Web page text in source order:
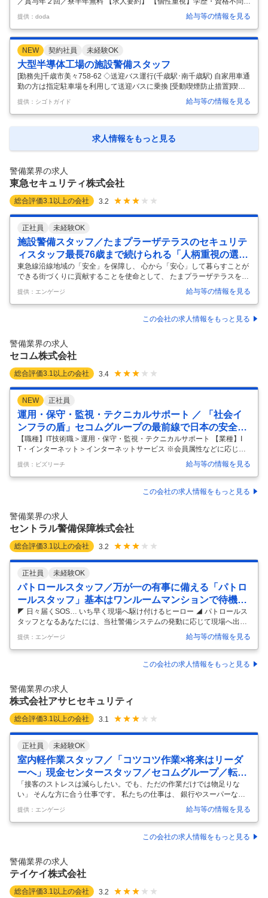
20代～60代まで活躍 【レア度◎】空港に欠かせない手荷物検査場のス
タッフ 【未経験歓迎】将来的に人事・事務などにも挑戦できる 【仕事内
容】 【研修充実＆フォローも万全】飛行機搭乗時の手荷物検査・ボディ
チェックなどの保安業務をお任せします 【具体的な仕事内容】 【POIN
T】 ◎ホスピタリティが活きる仕事 空港を訪れる外国の方や、旅行前の
お客さまとのコミュニケーションはきっとやりがいにつながるはず！ ◎
研修中も、研修後も先輩がしっかりサポート！ 面倒見がよく …
提供：doda 給与等の情報を見る
NEW 契約社員 未経験OK
大型半導体工場の施設警備スタッフ
[勤務先]千歳市美々758-62 ◇送迎バス運行(千歳駅･南千歳駅) 自家用車通
勤の方は指定駐車場を利用して送迎バスに乗換 [受動喫煙防止措置]喫煙
所あり [期間の定め]なし [勤務開始日]9〜10月からスタート予定 （相談に
応じます。） [仕事内容]手荷物検査､施設巡回､モニター監視業務など ※
男女ともに活躍中｡ 女性隊員には女性客･女性従業員への手荷物検査､ボ
ディチェック､女子トイレ点検などをお任せしています｡ [募集の背景]株
式会社セノンは空港警備を筆頭に、施設警備や機械警備、イベント警備
提供：シゴトガイド 給与等の情報を見る
求人情報をもっと見る
警備業界の求人
東急セキュリティ株式会社
総合評価3.1 以上の会社 3.2
正社員 未経験OK
施設警備スタッフ／たまプラーザテラスのセキュリテ
ィスタッフ最長76歳まで続けられる「人柄重視の選考
です／」
東急線沿線地域の「安全」を保障し、 心から「安心」して暮らすことが
できる街づくりに貢献することを使命として、 たまプラーザテラスを利
用される方の安全・安心づくりをお任せします。 ＜お任せする業務＞ ■
防災センターでの監視業務 ■受付業務 ■巡回業務 ■施設内の誘導業務 ■防
犯カメラのチェック ■書類などの事務作業 ＜1日の流れ＞ 9：00 朝礼・
引継・巡回警備 12：00 休憩（1時間） 13：00 立哨・巡回警備 20：00
00 巡回業務・引継 翌9：00 退勤⇒明け休み ＜実際の対応内容＞ ・警備
特化アプリ「…
提供：エンゲージ 給与等の情報を見る
この会社の求人情報をもっと見る
警備業界の求人
セコム株式会社
総合評価3.1 以上の会社 3.4
NEW 正社員
運用・保守・監視・テクニカルサポート ／ 「社会イ
ンフラの盾」セコムグループの最前線で日本の安全を
守る運用監視リーダー／月残業10h未満・当部署の有
休取得率95％以上／柔軟なキャリアパスでITの専門家
へ
【職種】IT技術職＞運用・保守・監視・テクニカルサポート 【業種】I
T・インターネット＞インターネットサービス ※会員属性などに応じ、
当該求人をビズリーチ上で閲覧された際に内容が異なる場合があります
【社会インフラの盾】 セコムグループの最前線で日本の安全を守る運用
監視リーダー｜月残業10h未満・当部署の有休取得率95%以上｜柔軟な
キャリアパスでITの専門家へ 【私たちのミッション：日本の「当たり
日々巧妙化し、企業の存続、ひいては社会インフラそのものを脅かして
います。 私たちの使命は、その脅威の最前線に立つ「盾」として、お客
様…
提供：ビズリーチ 給与等の情報を見る
この会社の求人情報をもっと見る
警備業界の求人
セントラル警備保障株式会社
総合評価3.1 以上の会社 3.2
正社員 未経験OK
パトロールスタッフ／万が一の有事に備える「パトロ
ールスタッフ」基本はワンルームマンションで待機／
20代～30代活躍中！
◤ 日々届くSOS… いち早く現場へ駆け付けるヒーロー ◢ パトロールス
タッフとなるあなたには、当社警備システムの発動に応じて現場へ出動
いただきます。目指すのは、お客様の安全・現場の確認。不審者の確保
ではありません。 具体的には… ■異常発生時の緊急出動 ■定期巡回・点
検業務 ■障害対応 など ★出動命令や報告書の作成は全てiPadで対応しま
す。防犯システムや社内システムの知識は適宜覚えていきましょう。 ◤
が発動しない間、あなたには当社がご用意したワンルームマンションの
待機所（シャワー・ベッド完備）で過ごしていただきます。常
提供：エンゲージ 給与等の情報を見る
この会社の求人情報をもっと見る
警備業界の求人
株式会社アサヒセキュリティ
総合評価3.1 以上の会社 3.1
正社員 未経験OK
室内軽作業スタッフ／「コツコツ作業×将来はリーダ
ーへ」現金センタースタッフ／セコムグループ／転勤
なし／名古屋
「接客のストレスは減らしたい。でも、ただの作業だけでは物足りな
い」 そんな方に合う仕事です。 私たちの仕事は、 銀行やスーパーなど
から回収された現金を扱う仕事。 接客はありませんが、 チームで協力し
ながら進める仕事です。 そして将来的には、 現場をまとめるリーダーと
しての役割も担っていただきます。 【入社後】 ・現金を機械に投入 ・
金額確認（自動計数） ・釣銭準備 ・現金袋の仕分け・運搬（※一部あ
教育 ・チーム全体の業務管理 現場を支える“監督的ポジション”へステッ
プアップ可能 ■この仕事の特徴 ・接客なし（対お客様対応なし
提供：エンゲージ 給与等の情報を見る
この会社の求人情報をもっと見る
警備業界の求人
テイケイ株式会社
総合評価3.1 以上の会社 3.2